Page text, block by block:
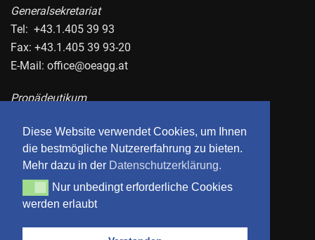
Generalsekretariat
Tel: +43.1.405 39 93
Fax: +43.1.405 39 93-20
E-Mail: office@oeagg.at
Propädeutikum
Fax: +43.1.405 39 95-20
E-Mail:propaedeutikum@oeagg.at
Datenschutzerklärung
Impressum
AGB
Diese Website verwendet Cookies, um Ihnen
die bestmögliche Nutzererfahrung zu bieten.
Mehr dazu in der Datenschutzerklärung.
Nur unbedingt erforderliche Cookies werden erlaubt
Nur unbedingt erforderliche Cookies
werden erlaubt